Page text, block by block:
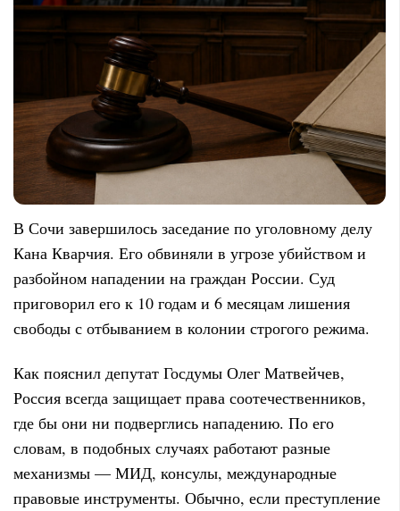
В Сочи завершилось заседание по уголовному делу
Кана Кварчия. Его обвиняли в угрозе убийством и
разбойном нападении на граждан России. Суд
приговорил его к 10 годам и 6 месяцам лишения
свободы с отбыванием в колонии строгого режима.
Как пояснил депутат Госдумы Олег Матвейчев,
Россия всегда защищает права соотечественников,
где бы они ни подверглись нападению. По его
словам, в подобных случаях работают разные
механизмы — МИД, консулы, международные
правовые инструменты. Обычно, если преступление